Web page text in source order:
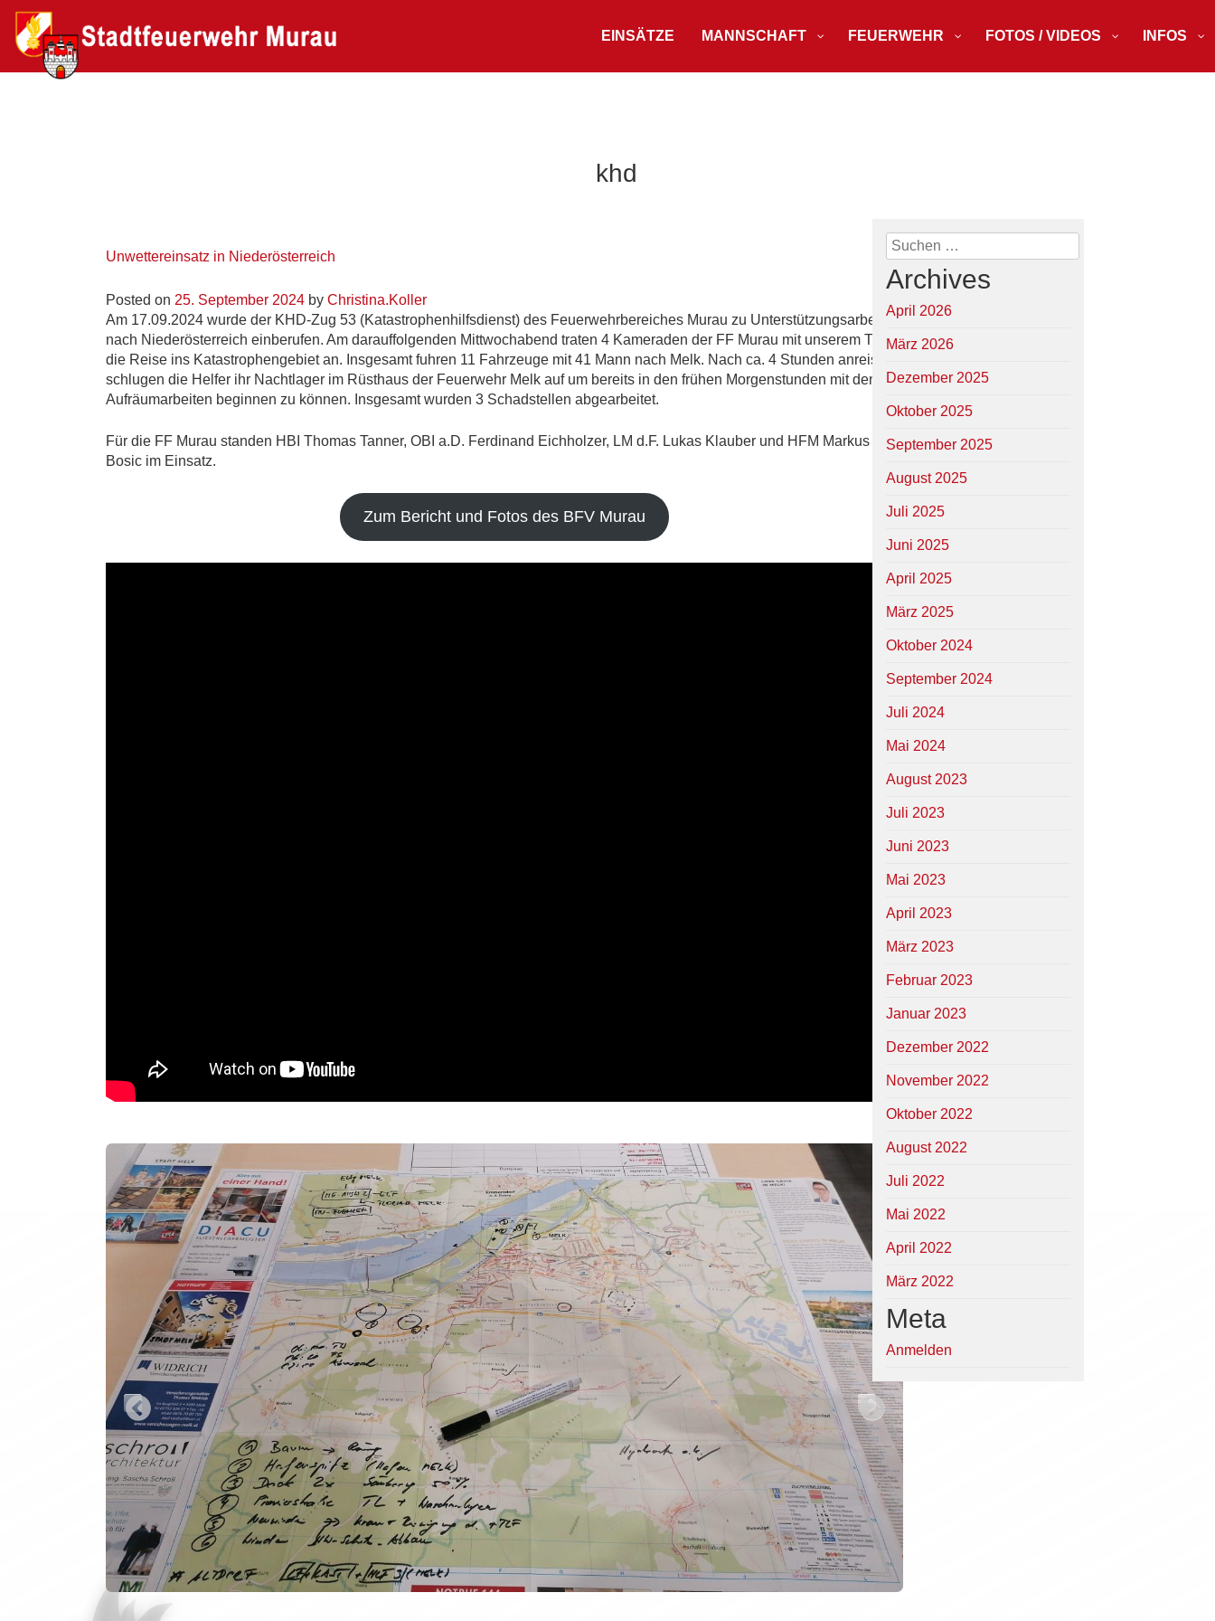
EINSÄTZE MANNSCHAFT FEUERWEHR FOTOS / VIDEOS INFOS
khd
Unwettereinsatz in Niederösterreich
Posted on 25. September 2024 by Christina.Koller
Am 17.09.2024 wurde der KHD-Zug 53 (Katastrophenhilfsdienst) des Feuerwehrbereiches Murau zu Unterstützungsarbeiten
nach Niederösterreich einberufen. Am darauffolgenden Mittwochabend traten 4 Kameraden der FF Murau mit unserem TLF
die Reise ins Katastrophengebiet an. Insgesamt fuhren 11 Fahrzeuge mit 41 Mann nach Melk. Nach ca. 4 Stunden anreise,
schlugen die Helfer ihr Nachtlager im Rüsthaus der Feuerwehr Melk auf um bereits in den frühen Morgenstunden mit den
Aufräumarbeiten beginnen zu können. Insgesamt wurden 3 Schadstellen abgearbeitet.
Für die FF Murau standen HBI Thomas Tanner, OBI a.D. Ferdinand Eichholzer, LM d.F. Lukas Klauber und HFM Markus
Bosic im Einsatz.
Zum Bericht und Fotos des BFV Murau
Suchen
nach:
Archives
April 2026
März 2026
Dezember 2025
Oktober 2025
September 2025
August 2025
Juli 2025
Juni 2025
April 2025
März 2025
Oktober 2024
September 2024
Juli 2024
Mai 2024
August 2023
Juli 2023
Juni 2023
Mai 2023
April 2023
März 2023
Februar 2023
Januar 2023
Dezember 2022
November 2022
Oktober 2022
August 2022
Juli 2022
Mai 2022
April 2022
März 2022
Meta
Anmelden